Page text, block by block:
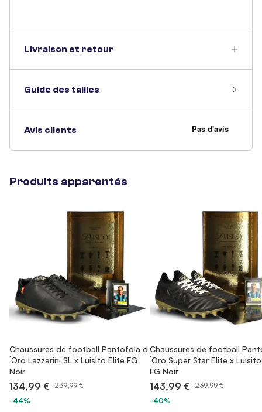
Livraison et retour
Guide des tailles
Avis clients
Produits apparentés
Chaussures de football Pantofola d
´Oro Lazzarini SL x Luisito Elite FG
Noir
134,99 € 239,99 €
-44%
Chaussures de football
´Oro Super Star Elite x
FG Noir
143,99 € 239,99 €
-40%